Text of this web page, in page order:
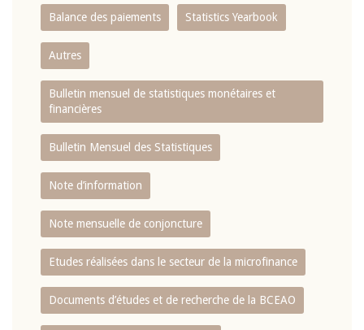
Balance des paiements Statistics Yearbook
Autres
Bulletin mensuel de statistiques monétaires et
financières
Bulletin Mensuel des Statistiques
Note d’information
Note mensuelle de conjoncture
Etudes réalisées dans le secteur de la microfinance
Documents d’études et de recherche de la BCEAO